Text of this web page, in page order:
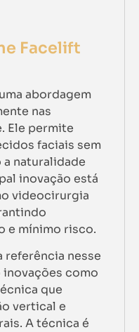
Facelift
abordagem
nas
Ele permite
faciais sem
naturalidade
inovação está
videocirurgia
e mínimo risco.
referência nesse
como
que
vertical e
A técnica é